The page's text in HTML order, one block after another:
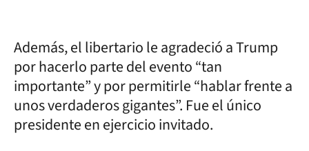
Además, el libertario le agradeció a Trump
por hacerlo parte del evento “tan
importante” y por permitirle “hablar frente a
unos verdaderos gigantes”. Fue el único
presidente en ejercicio invitado.